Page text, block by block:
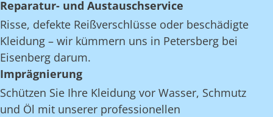
Reparatur- und Austauschservice
Risse, defekte Reißverschlüsse oder beschädigte
Kleidung – wir kümmern uns in Petersberg bei
Eisenberg darum.
Imprägnierung
Schützen Sie Ihre Kleidung vor Wasser, Schmutz
und Öl mit unserer professionellen